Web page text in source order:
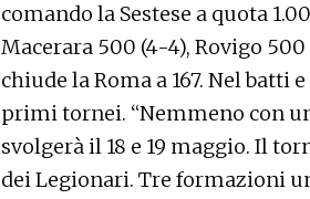
comando la Sestese a quota
Macerara 500 (4-4), Rovigo 500
chiude la Roma a 167. Nel
primi tornei. “Nemmeno con
svolgerà il 18 e 19 maggio. Il
dei Legionari. Tre formazioni